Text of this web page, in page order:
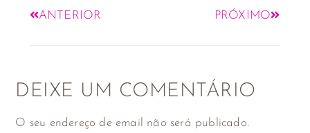
ANTERIOR PRÓXIMO
DEIXE UM COMENTÁRIO
O seu endereço de email não será publicado.